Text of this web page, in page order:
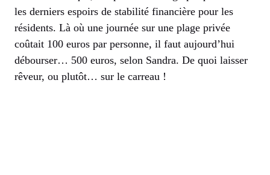
les derniers espoirs de stabilité financière pour les
résidents. Là où une journée sur une plage privée
coûtait 100 euros par personne, il faut aujourd’hui
débourser… 500 euros, selon Sandra. De quoi laisser
rêveur, ou plutôt… sur le carreau !